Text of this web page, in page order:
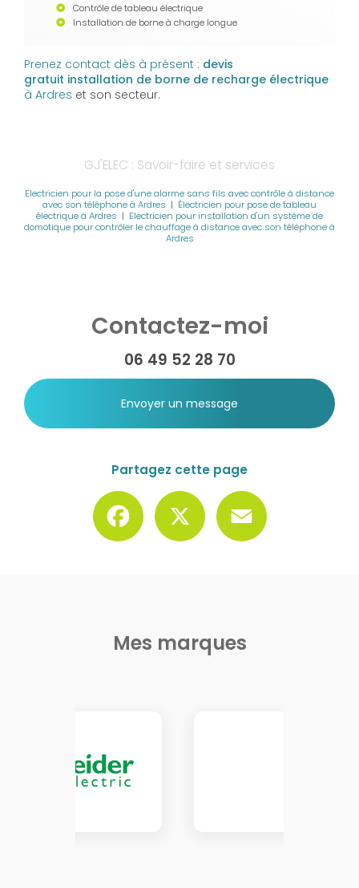
Contrôle de tableau électrique
Installation de borne à charge longue
Prenez contact dès à présent : devis
gratuit installation de borne de recharge électrique
à Ardres et son secteur.
GJ'ELEC : Savoir-faire et services
Electricien pour la pose d'une alarme sans fils avec contrôle à distance
avec son téléphone à Ardres | Électricien pour pose de tableau
électrique à Ardres | Electricien pour installation d'un système de
domotique pour contrôler le chauffage à distance avec son téléphone à
Ardres
Contactez-moi
06 49 52 28 70
Envoyer un message
Partagez cette page
Facebook
Mes marques